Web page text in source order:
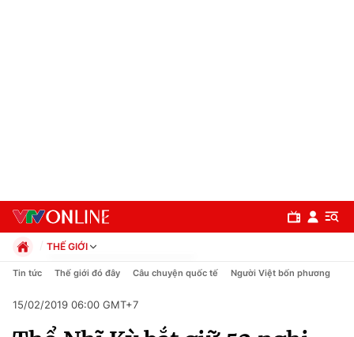
Chuyên mục
THẾ GIỚI
Chính trị
Pháp luật
Kinh tế
Tin tức Thế giới đó đây Câu chuyện quốc tế Người Việt bốn phương
15/02/2019 06:00 GMT+7